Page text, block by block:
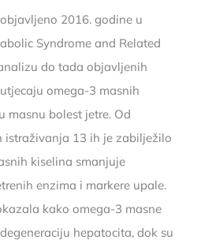
2016. godine u
Syndrome and Related
do tada objavljenih
omega-3 masnih
masnu bolest jetre. Od
13 ih je zabilježilo
kiselina smanjuje
enzima i markere upale.
kako omega-3 masne
hepatocita, dok su